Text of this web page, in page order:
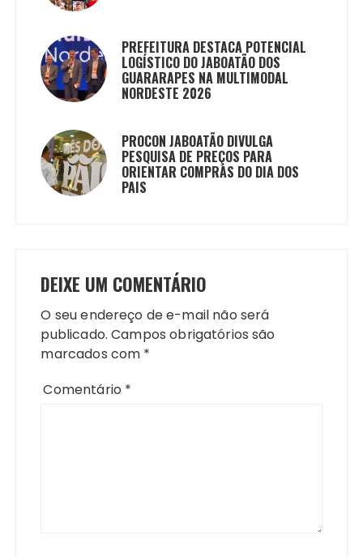
PREFEITURA DESTACA POTENCIAL
LOGÍSTICO DO JABOATÃO DOS
GUARARAPES NA MULTIMODAL
NORDESTE 2026
PROCON JABOATÃO DIVULGA
PESQUISA DE PREÇOS PARA
ORIENTAR COMPRAS DO DIA DOS
PAIS
DEIXE UM COMENTÁRIO
O seu endereço de e-mail não será
publicado. Campos obrigatórios são
marcados com *
Comentário *